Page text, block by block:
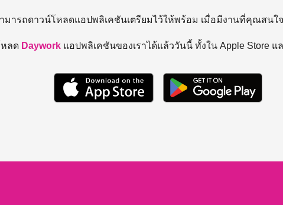
มารถดาวน์โหลดแอปพลิเคชันเตรียมไว้ให้พร้อม เมื่อมีงานที่คุณสนใ
ลด Daywork แอปพลิเคชันของเราได้แล้ววันนี้ ทั้งใน Apple Store แ